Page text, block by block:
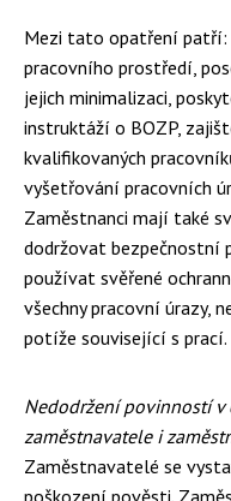
Mezi tato opatření patří:
pracovního prostředí,
jejich minimalizaci,
instruktáží o BOZP,
kvalifikovaných
vyšetřování pracovních
Zaměstnanci mají také
dodržovat bezpečnostní
používat svěřené
všechny pracovní úrazy,
potíže související s prací.
Nedodržení povinností v
zaměstnavatele i
Zaměstnavatelé se
poškození pověsti.